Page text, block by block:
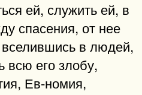
ей, служить ей, в
спасения, от нее
в людей,
всю его злобу,
Ев-номия,